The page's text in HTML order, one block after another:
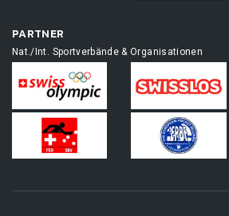
PARTNER
Nat./Int. Sportverbände & Organisationen